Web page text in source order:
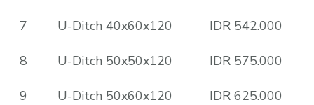
7 U-Ditch 40x60x120 IDR 542.000
8 U-Ditch 50x50x120 IDR 575.000
9 U-Ditch 50x60x120 IDR 625.000